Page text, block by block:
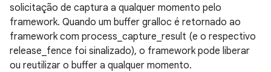
solicitação de captura a qualquer momento pelo
framework. Quando um buffer gralloc é retornado ao
framework com process_capture_result (e o respectivo
release_fence foi sinalizado), o framework pode liberar
ou reutilizar o buffer a qualquer momento.